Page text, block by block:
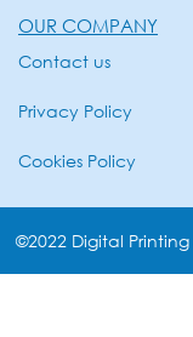
OUR COMPANY
Contact us
Privacy Policy
Cookies Policy
©2022 Digital